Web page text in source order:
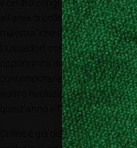
il centro congressi Congress
all’area di collegamento con i
maestra’ che dall’ingresso
Düsseldorf consentendo così
opportunità di sfruttamento
contemporaneamente la
nuovo rivoluzionario
quest‘anno e funzionerà
Online è già disponibile